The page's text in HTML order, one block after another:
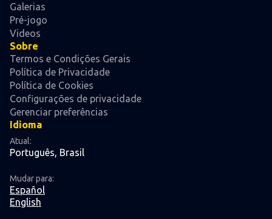
Galerias
Pré-jogo
Videos
Sobre
Termos e Condições Gerais
Política de Privacidade
Política de Cookies
Configurações de privacidade
Gerenciar preferências
Idioma
Atual:
Português, Brasil
Mudar para:
Español
English